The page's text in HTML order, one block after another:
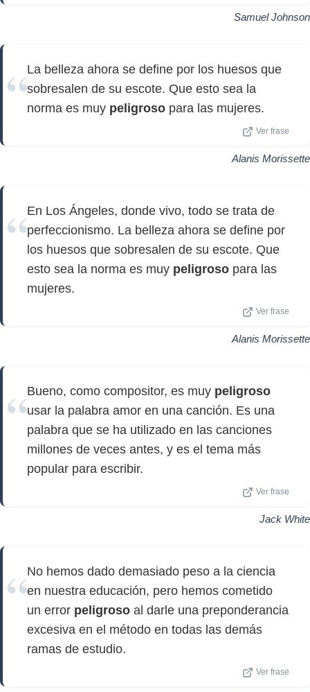
Samuel Johnson
La belleza ahora se define por los huesos que
sobresalen de su escote. Que esto sea la
norma es muy peligroso para las mujeres.
Ver frase
Alanis Morissette
En Los Ángeles, donde vivo, todo se trata de
perfeccionismo. La belleza ahora se define por
los huesos que sobresalen de su escote. Que
esto sea la norma es muy peligroso para las
mujeres.
Ver frase
Alanis Morissette
Bueno, como compositor, es muy peligroso
usar la palabra amor en una canción. Es una
palabra que se ha utilizado en las canciones
millones de veces antes, y es el tema más
popular para escribir.
Ver frase
Jack White
No hemos dado demasiado peso a la ciencia
en nuestra educación, pero hemos cometido
un error peligroso al darle una preponderancia
excesiva en el método en todas las demás
ramas de estudio.
Ver frase